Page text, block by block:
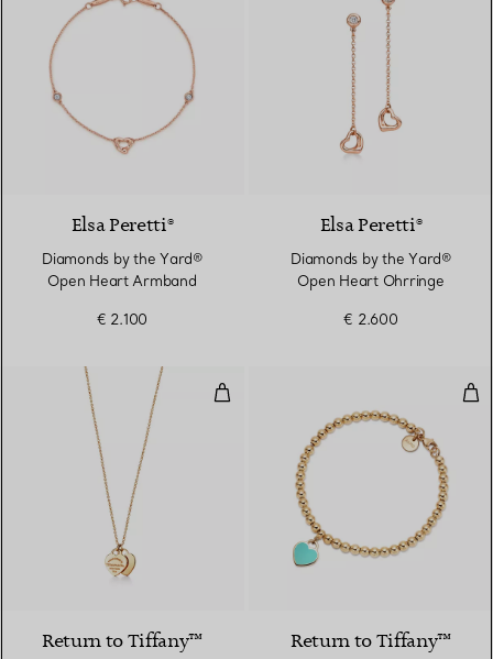
Elsa Peretti®
Diamonds by the Yard®
Open Heart Armband
€ 2.100
Elsa Peretti®
Diamonds by the Yard®
Open Heart Ohrringe
€ 2.600
Doppelherz-Anhänger in
Return to Tiffany™ Return to Tiffany™